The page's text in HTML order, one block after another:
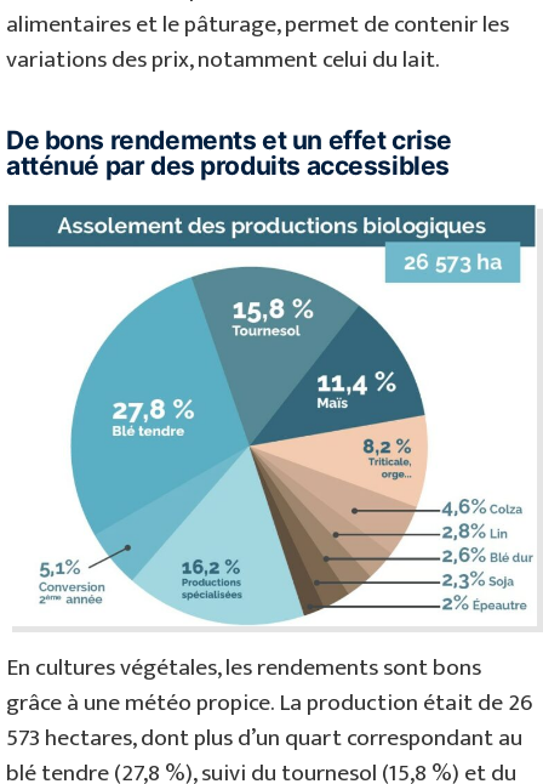
alimentaires et le pâturage, permet de contenir les
variations des prix, notamment celui du lait.
De bons rendements et un effet crise
atténué par des produits accessibles
En cultures végétales, les rendements sont bons
grâce à une météo propice. La production était de 26
573 hectares, dont plus d’un quart correspondant au
blé tendre (27,8 %), suivi du tournesol (15,8 %) et du